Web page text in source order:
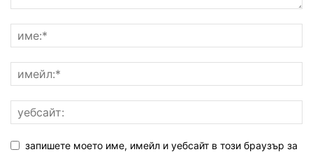
запишете моето име, имейл и уебсайт в този браузър за